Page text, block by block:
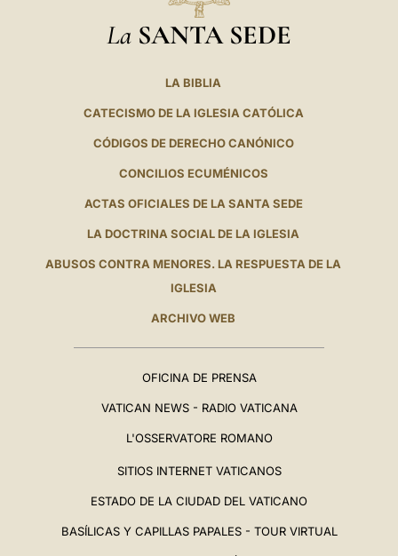
La SANTA SEDE
LA BIBLIA
CATECISMO DE LA IGLESIA CATÓLICA
CÓDIGOS DE DERECHO CANÓNICO
CONCILIOS ECUMÉNICOS
ACTAS OFICIALES DE LA SANTA SEDE
LA DOCTRINA SOCIAL DE LA IGLESIA
ABUSOS CONTRA MENORES. LA RESPUESTA DE LA
IGLESIA
ARCHIVO WEB
OFICINA DE PRENSA
VATICAN NEWS - RADIO VATICANA
L'OSSERVATORE ROMANO
SITIOS INTERNET VATICANOS
ESTADO DE LA CIUDAD DEL VATICANO
BASÍLICAS Y CAPILLAS PAPALES - TOUR VIRTUAL